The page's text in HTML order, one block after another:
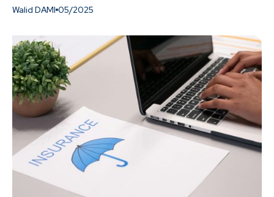
Walid DAMI 05/2025